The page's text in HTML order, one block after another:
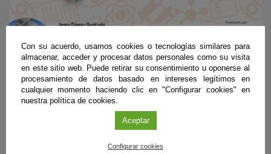
Podcast|Actividad virtual
ACTIVIDADPERMANENTE
La ciencia también se escucha. Serie ‘Andaluzas y
científicas’, con Inma Gómez
Con su acuerdo, usamos cookies o tecnologías similares para
almacenar, acceder y procesar datos personales como su visita
en este sitio web. Puede retirar su consentimiento u oponerse al
procesamiento de datos basado en intereses legítimos en
cualquier momento haciendo clic en "Configurar cookies" en
nuestra política de cookies.
Aceptar
Configurar cookies